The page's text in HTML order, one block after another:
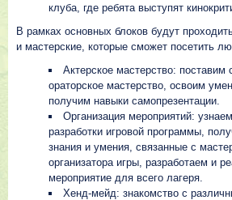
клуба, где ребята выступят
В рамках основных блоков будут
и мастерские, которые сможет посетить
Актерское мастерство: поставим
ораторское мастерство, освоим
получим навыки самопрезентации.
Организация мероприятий:
разработки игровой программы,
знания и умения, связанные с
организатора игры, разработаем и
мероприятие для всего лагеря.
Хенд-мейд: знакомство с